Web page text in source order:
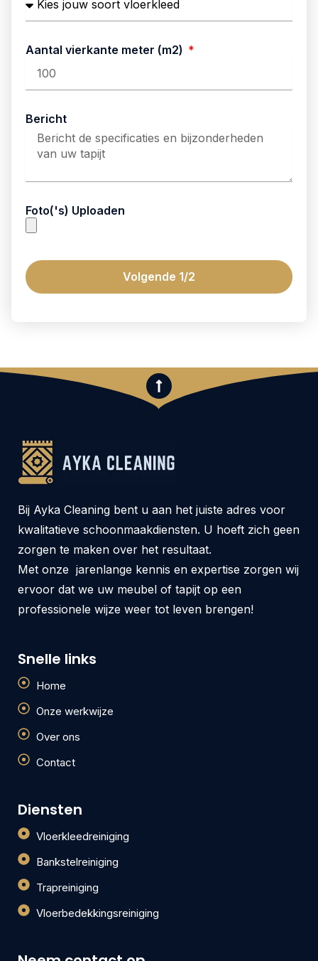
Aantal vierkante meter (m2)
Bericht
Foto('s) Uploaden
Volgende 1/2
Bij Ayka Cleaning bent u aan het juiste adres voor
kwalitatieve schoonmaakdiensten. U hoeft zich geen
zorgen te maken over het resultaat.
Met onze jarenlange kennis en expertise zorgen wij
ervoor dat we uw meubel of tapijt op een
professionele wijze weer tot leven brengen!
Snelle links
Home
Onze werkwijze
Over ons
Contact
Diensten
Vloerkleedreiniging
Bankstelreiniging
Trapreiniging
Vloerbedekkingsreiniging